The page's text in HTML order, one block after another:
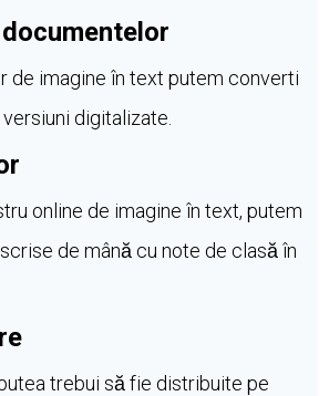
de imagine în text putem converti
digitalizate.
online de imagine în text, putem
de mână cu note de clasă în
trebui să fie distribuite pe